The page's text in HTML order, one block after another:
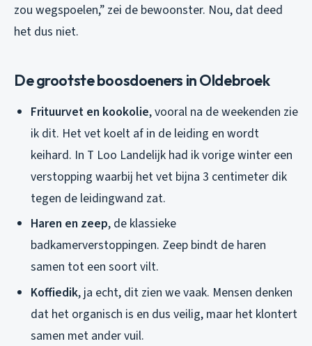
zou wegspoelen,” zei de bewoonster. Nou, dat deed
het dus niet.
De grootste boosdoeners in Oldebroek
Frituurvet en kookolie, vooral na de weekenden zie
ik dit. Het vet koelt af in de leiding en wordt
keihard. In T Loo Landelijk had ik vorige winter een
verstopping waarbij het vet bijna 3 centimeter dik
tegen de leidingwand zat.
Haren en zeep, de klassieke
badkamerverstoppingen. Zeep bindt de haren
samen tot een soort vilt.
Koffiedik, ja echt, dit zien we vaak. Mensen denken
dat het organisch is en dus veilig, maar het klontert
samen met ander vuil.